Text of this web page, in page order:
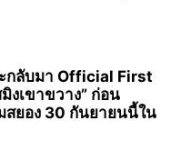
ะกลับมา Official First
งเขาขวาง” ก่อน
ยอง 30 กันยายนนี้ใน